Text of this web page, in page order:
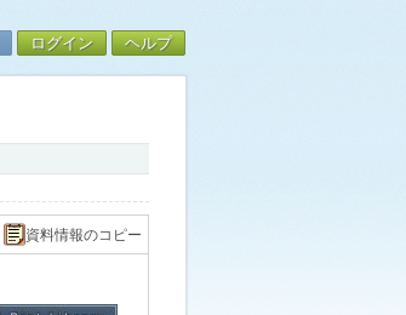
ログイン ヘルプ
資料情報のコピー